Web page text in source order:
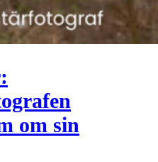
om sin